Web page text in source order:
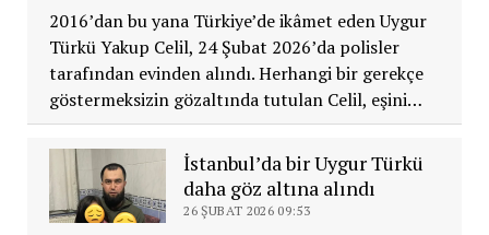
2016’dan bu yana Türkiye’de ikâmet eden Uygur
Türkü Yakup Celil, 24 Şubat 2026’da polisler
tarafından evinden alındı. Herhangi bir gerekçe
göstermeksizin gözaltında tutulan Celil, eşini…
İstanbul’da bir Uygur Türkü
daha göz altına alındı
26 ŞUBAT 2026 09:53